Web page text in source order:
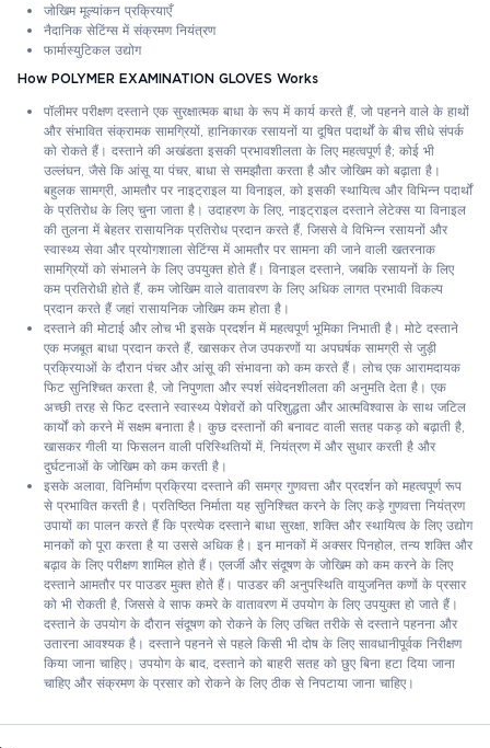
जोखिम मूल्यांकन प्रक्रियाएँ
नैदानिक ​​सेटिंग्स में संक्रमण नियंत्रण
फार्मास्युटिकल उद्योग
How POLYMER EXAMINATION GLOVES Works
पॉलीमर परीक्षण दस्ताने एक सुरक्षात्मक बाधा के रूप में कार्य करते हैं, जो पहनने वाले के हाथों
और संभावित संक्रामक सामग्रियों, हानिकारक रसायनों या दूषित पदार्थों के बीच सीधे संपर्क
को रोकते हैं। दस्ताने की अखंडता इसकी प्रभावशीलता के लिए महत्वपूर्ण है; कोई भी
उल्लंघन, जैसे कि आंसू या पंचर, बाधा से समझौता करता है और जोखिम को बढ़ाता है।
बहुलक सामग्री, आमतौर पर नाइट्राइल या विनाइल, को इसकी स्थायित्व और विभिन्न पदार्थों
के प्रतिरोध के लिए चुना जाता है। उदाहरण के लिए, नाइट्राइल दस्ताने लेटेक्स या विनाइल
की तुलना में बेहतर रासायनिक प्रतिरोध प्रदान करते हैं, जिससे वे विभिन्न रसायनों और
स्वास्थ्य सेवा और प्रयोगशाला सेटिंग्स में आमतौर पर सामना की जाने वाली खतरनाक
सामग्रियों को संभालने के लिए उपयुक्त होते हैं। विनाइल दस्ताने, जबकि रसायनों के लिए
कम प्रतिरोधी होते हैं, कम जोखिम वाले वातावरण के लिए अधिक लागत प्रभावी विकल्प
प्रदान करते हैं जहां रासायनिक जोखिम कम होता है।
दस्ताने की मोटाई और लोच भी इसके प्रदर्शन में महत्वपूर्ण भूमिका निभाती है। मोटे दस्ताने
एक मजबूत बाधा प्रदान करते हैं, खासकर तेज उपकरणों या अपघर्षक सामग्री से जुड़ी
प्रक्रियाओं के दौरान पंचर और आंसू की संभावना को कम करते हैं। लोच एक आरामदायक
फिट सुनिश्चित करता है, जो निपुणता और स्पर्श संवेदनशीलता की अनुमति देता है। एक
अच्छी तरह से फिट दस्ताने स्वास्थ्य पेशेवरों को परिशुद्धता और आत्मविश्वास के साथ जटिल
कार्यों को करने में सक्षम बनाता है। कुछ दस्तानों की बनावट वाली सतह पकड़ को बढ़ाती है,
खासकर गीली या फिसलन वाली परिस्थितियों में, नियंत्रण में और सुधार करती है और
दुर्घटनाओं के जोखिम को कम करती है।
इसके अलावा, विनिर्माण प्रक्रिया दस्ताने की समग्र गुणवत्ता और प्रदर्शन को महत्वपूर्ण रूप
से प्रभावित करती है। प्रतिष्ठित निर्माता यह सुनिश्चित करने के लिए कड़े गुणवत्ता नियंत्रण
उपायों का पालन करते हैं कि प्रत्येक दस्ताने बाधा सुरक्षा, शक्ति और स्थायित्व के लिए उद्योग
मानकों को पूरा करता है या उससे अधिक है। इन मानकों में अक्सर पिनहोल, तन्य शक्ति और
बढ़ाव के लिए परीक्षण शामिल होते हैं। एलर्जी और संदूषण के जोखिम को कम करने के लिए
दस्ताने आमतौर पर पाउडर मुक्त होते हैं। पाउडर की अनुपस्थिति वायुजनित कणों के प्रसार
को भी रोकती है, जिससे वे साफ कमरे के वातावरण में उपयोग के लिए उपयुक्त हो जाते हैं।
दस्ताने के उपयोग के दौरान संदूषण को रोकने के लिए उचित तरीके से दस्ताने पहनना और
उतारना आवश्यक है। दस्ताने पहनने से पहले किसी भी दोष के लिए सावधानीपूर्वक निरीक्षण
किया जाना चाहिए। उपयोग के बाद, दस्ताने को बाहरी सतह को छुए बिना हटा दिया जाना
चाहिए और संक्रमण के प्रसार को रोकने के लिए ठीक से निपटाया जाना चाहिए।